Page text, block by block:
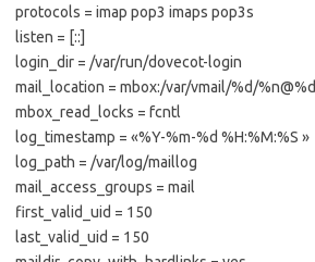
protocols = imap pop3 imaps pop3s
listen = [::]
login_dir = /var/run/dovecot-login
mail_location = mbox:/var/vmail/%d/%n@%d
mbox_read_locks = fcntl
log_timestamp = «%Y-%m-%d %H:%M:%S »
log_path = /var/log/maillog
mail_access_groups = mail
first_valid_uid = 150
last_valid_uid = 150